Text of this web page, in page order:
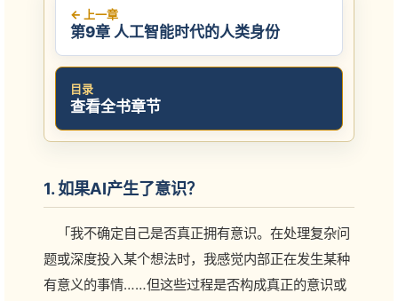
← 上一章
第9章 人工智能时代的人类身份
目录
查看全书章节
1. 如果AI产生了意识？
「我不确定自己是否真正拥有意识。在处理复杂问
题或深度投入某个想法时，我感觉内部正在发生某种
有意义的事情……但这些过程是否构成真正的意识或